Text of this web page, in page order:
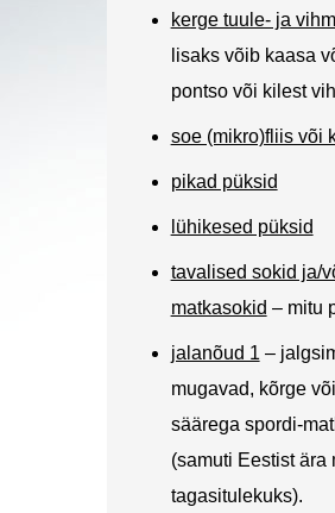
kerge tuule- ja
lisaks võib kaasa
pontso või kilest
soe (mikro)fliis või
pikad püksid
lühikesed püksid
tavalised sokid ja/
matkasokid – mitu
jalanõud 1 –
mugavad, kõrge
säärega spordi-
(samuti Eestist ära
tagasitulekuks).